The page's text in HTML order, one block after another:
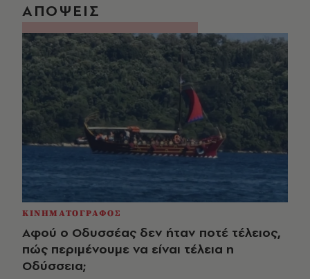
ΑΠΟΨΕΙΣ
ΚΙΝΗΜΑΤΟΓΡΑΦΟΣ
Αφού ο Οδυσσέας δεν ήταν ποτέ τέλειος,
πώς περιμένουμε να είναι τέλεια η
Οδύσσεια;